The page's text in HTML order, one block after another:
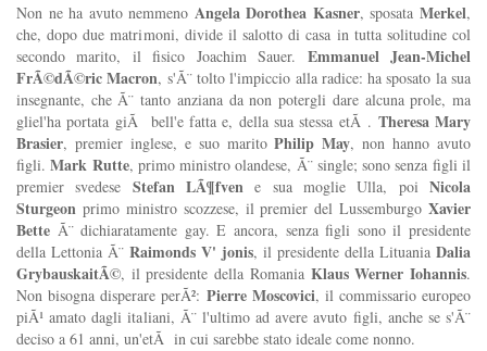
Non ne ha avuto nemmeno Angela Dorothea Kasner, sposataMerkel,
che, dopo due matrimoni, divide il salotto di casa in tutta solitudine col
secondo marito, il fisico Joachim Sauer.
Emmanuel Jean-Michel
FrÃ©dÃ©ric Macron, s'Ã¨ tolto l'impiccio alla radice: ha sposato la sua
insegnante, che Ã¨ tanto anziana da non potergli dare alcuna prole, ma
gliel'ha portata giÃ bell'e fatta e, della sua stessa etÃ . Theresa Mary
Brasier, premier inglese, e suo maritoPhilip May, non hanno avuto
figli.Mark Rutte, primo ministro olandese, Ã¨ single; sono senza figli il
premier svedese Stefan LÃ¶fven e sua moglie Ulla, poiNicola
Sturgeon primo ministro scozzese, il premier del Lussemburgo Xavier
Bette Ã¨ dichiaratamente gay. E ancora, senza figli sono il presidente
della Lettonia Ã¨ Raimonds V' jonis, il presidente della Lituania Dalia
GrybauskaitÃ©, il presidente della Romania Klaus Werner Iohannis.
Non bisogna disperare perÃ²: Pierre Moscovici, il commissario europeo
piÃ¹ amato dagli italiani, Ã¨ l'ultimo ad avere avuto figli, anche se s'Ã¨
deciso a 61 anni, un'etÃ in cui sarebbe stato ideale come nonno.